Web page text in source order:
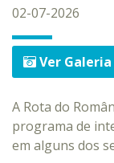
02-07-2026
Ver Galeria
A Rota do
programa de
em alguns dos